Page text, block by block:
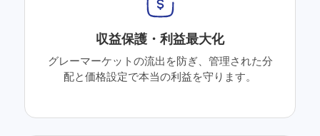
収益保護・利益最大化
グレーマーケットの流出を防ぎ、管理された分
配と価格設定で本当の利益を守ります。